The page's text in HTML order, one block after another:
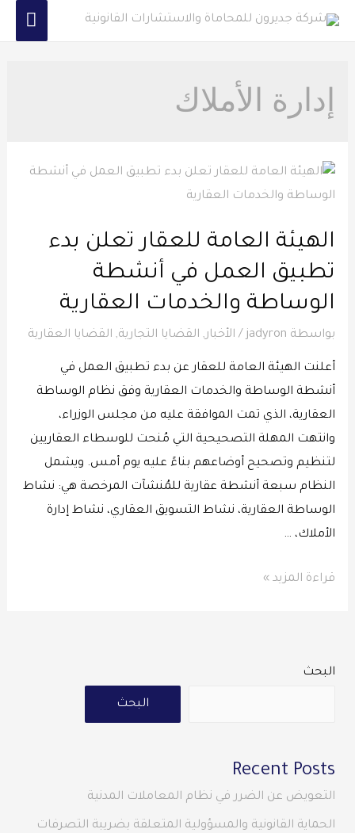
إدارة الأملاك
الهيئة العامة للعقار تعلن بدء
تطبيق العمل في أنشطة
الوساطة والخدمات العقارية
بواسطة jadyron
/ الأخبار, القضايا التجارية, القضايا العقارية
أعلنت الهيئة العامة للعقار عن بدء تطبيق العمل في
أنشطة الوساطة والخدمات العقارية وفق نظام الوساطة
العقارية، الذي تمت الموافقة عليه من مجلس الوزراء،
وانتهت المهلة التصحيحية التي مُنحت للوسطاء العقاريين
لتنظيم وتصحيح أوضاعهم بناءً عليه يوم أمس. ويشمل
النظام سبعة أنشطة عقارية للمُنشآت المرخصة هي: نشاط
الوساطة العقارية، نشاط التسويق العقاري، نشاط إدارة
الأملاك، …
قراءة المزيد »
البحث
البحث
Recent Posts
التعويض عن الضرر في نظام المعاملات المدنية
الحماية القانونية والمسؤولية المتعلقة بضريبة التصرفات